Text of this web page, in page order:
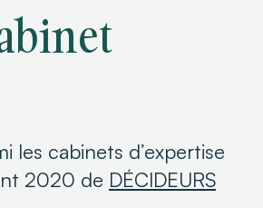
les cabinets d’expertise
2020 de DÉCIDEURS